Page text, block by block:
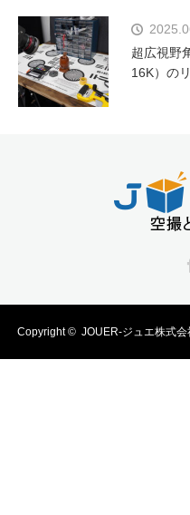
超広視野
16K）の
Copyright © JOUER-ジュエ株式